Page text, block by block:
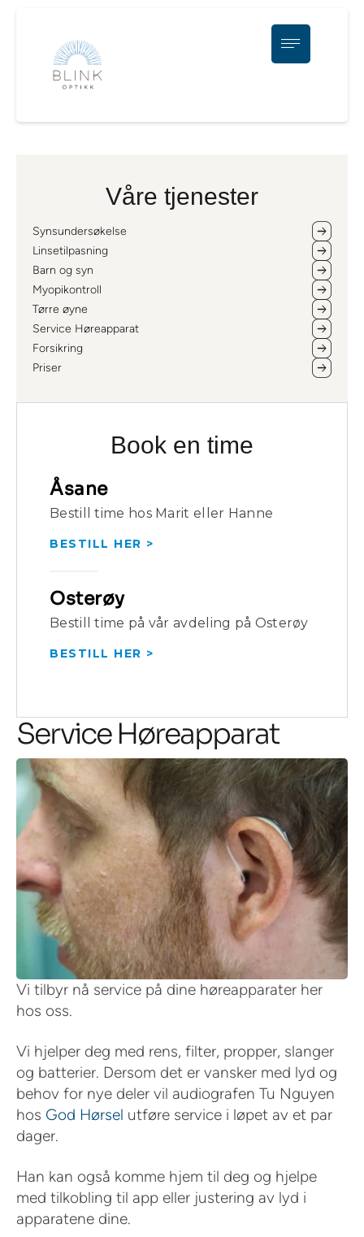
Våre tjenester
Synsundersøkelse
Linsetilpasning
Barn og syn
Myopikontroll
Tørre øyne
Service Høreapparat
Forsikring
Priser
Book en time
Åsane
Bestill time hos Marit eller Hanne
BESTILL HER >
Osterøy
Bestill time på vår avdeling på Osterøy
BESTILL HER >
Service Høreapparat
Vi tilbyr nå service på dine høreapparater her
hos oss.
Vi hjelper deg med rens, filter, propper, slanger
og batterier. Dersom det er vansker med lyd og
behov for nye deler vil audiografen Tu Nguyen
hos God Hørsel utføre service i løpet av et par
dager.
Han kan også komme hjem til deg og hjelpe
med tilkobling til app eller justering av lyd i
apparatene dine.